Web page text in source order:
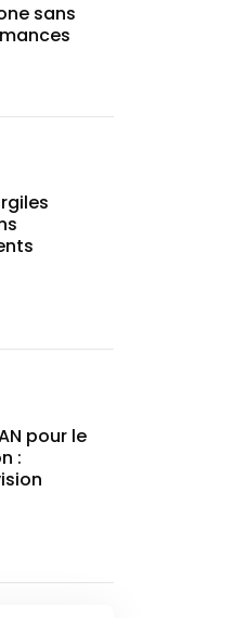
sans
pour le
: